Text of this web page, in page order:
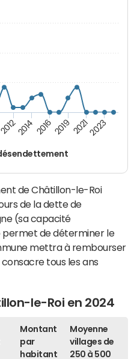
20122014 20162019 20212023
de Châtillon-le-Roi
de la dette de
(sa capacité
de déterminer le
mettra à rembourser
tous les ans
le-Roi en 2024
Montant
par
habitant
Moyenne
villages de
250 à 500